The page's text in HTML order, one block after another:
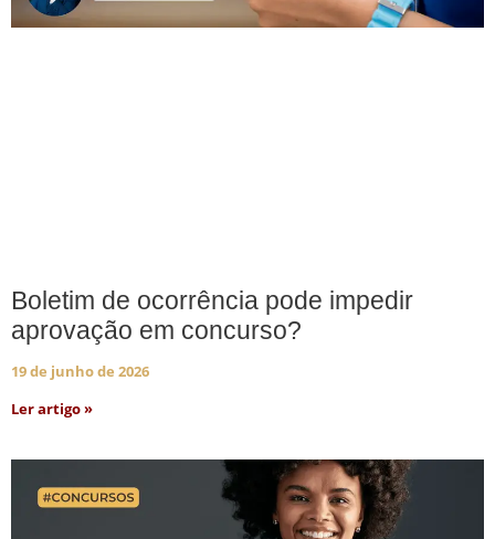
Boletim de ocorrência pode impedir
aprovação em concurso?
19 de junho de 2026
Ler artigo »